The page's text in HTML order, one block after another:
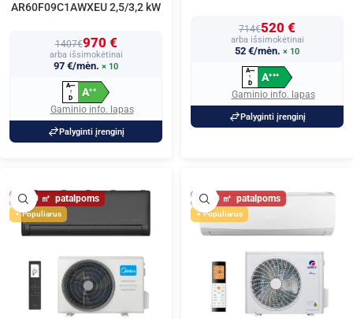
AR60F09C1AWXEU 2,5/3,2 kW
1407€970 €
arba išsimokėtinai
97 €/mėn. × 10
A+++
↑
D
A++
Gaminio info. lapas
Palyginti įrenginį
714€520 €
arba išsimokėtinai
52 €/mėn. × 10
A+++
↑
D
A+++
Gaminio info. lapas
Palyginti įrenginį
30
Populiarus
30
Populiarus